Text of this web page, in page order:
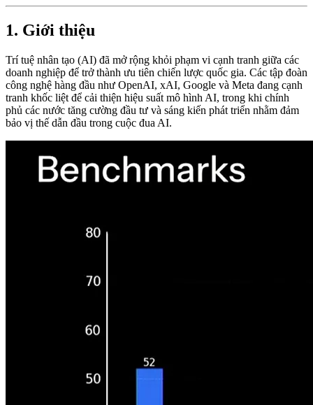
1. Giới thiệu
Trí tuệ nhân tạo (AI) đã mở rộng khỏi phạm vi cạnh tranh giữa các
doanh nghiệp để trở thành ưu tiên chiến lược quốc gia. Các tập đoàn
công nghệ hàng đầu như OpenAI, xAI, Google và Meta đang cạnh
tranh khốc liệt để cải thiện hiệu suất mô hình AI, trong khi chính
phủ các nước tăng cường đầu tư và sáng kiến phát triển nhằm đảm
bảo vị thế dẫn đầu trong cuộc đua AI.